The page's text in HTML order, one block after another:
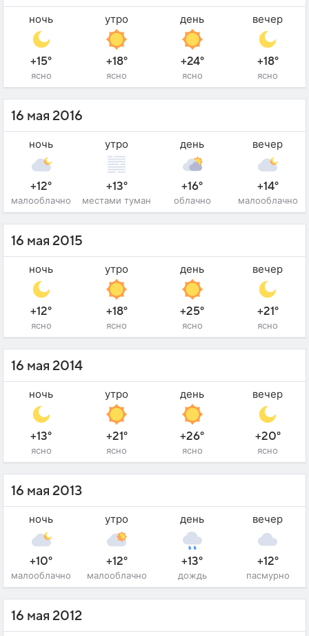
ночь
+15°
ясно
утро
+18°
ясно
день
+24°
ясно
вечер
+18°
ясно
16 мая 2016
ночь
+12°
малооблачно
утро
+13°
местами туман
день
+16°
облачно
вечер
+14°
малооблачно
16 мая 2015
ночь
+12°
ясно
утро
+18°
ясно
день
+25°
ясно
вечер
+21°
ясно
16 мая 2014
ночь
+13°
ясно
утро
+21°
ясно
день
+26°
ясно
вечер
+20°
ясно
16 мая 2013
ночь
+10°
малооблачно
утро
+12°
малооблачно
день
+13°
дождь
вечер
+12°
пасмурно
16 мая 2012